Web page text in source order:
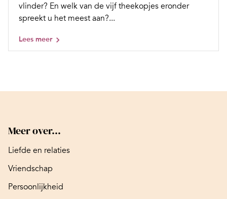
vlinder? En welk van de vijf theekopjes eronder
spreekt u het meest aan?...
Lees meer
Meer over...
Liefde en relaties
Vriendschap
Persoonlijkheid